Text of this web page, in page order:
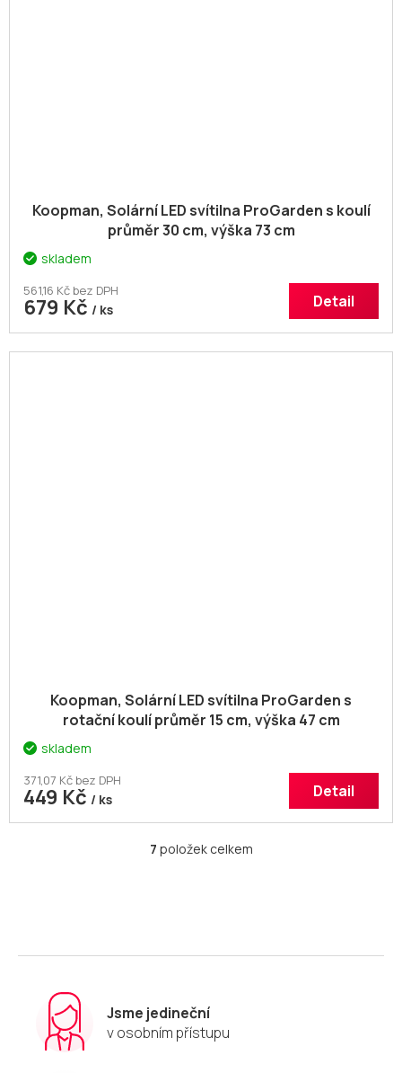
Koopman, Solární LED svítilna ProGarden s koulí
průměr 30 cm, výška 73 cm
skladem
561,16 Kč bez DPH
679 Kč / ks Detail
Koopman, Solární LED svítilna ProGarden s
rotační koulí průměr 15 cm, výška 47 cm
skladem
371,07 Kč bez DPH
449 Kč / ks Detail
O
c
r
v
k
7 položek celkem
Jsme jedineční
v osobním přístupu